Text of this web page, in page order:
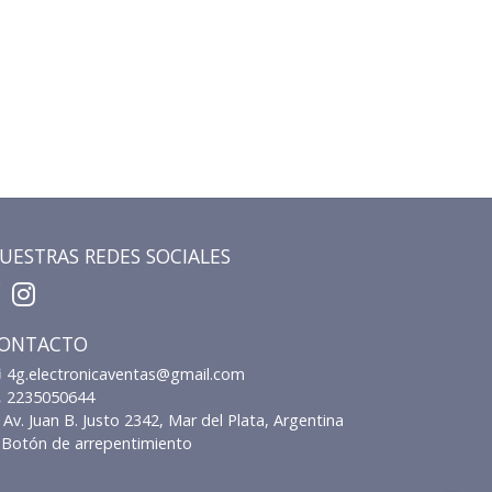
REDES SOCIALES
4g.electronicaventas@gmail.com
2235050644
Av. Juan B. Justo 2342, Mar del Plata, Argentina
de arrepentimiento